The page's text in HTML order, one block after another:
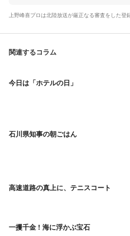
上野峰喜プロは北陸放送が厳正なる審査をした登
関連するコラム
今日は「ホテルの日」
石川県知事の朝ごはん
高速道路の真上に、テニスコート
一攫千金 ! 海に浮かぶ宝石